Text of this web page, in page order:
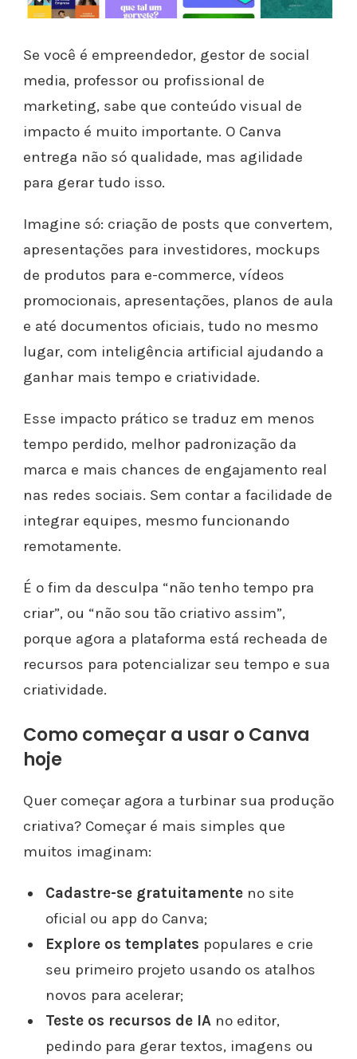
Se você é empreendedor, gestor de social
media, professor ou profissional de
marketing, sabe que conteúdo visual de
impacto é muito importante. O Canva
entrega não só qualidade, mas agilidade
para gerar tudo isso.
Imagine só: criação de posts que convertem,
apresentações para investidores, mockups
de produtos para e-commerce, vídeos
promocionais, apresentações, planos de aula
e até documentos oficiais, tudo no mesmo
lugar, com inteligência artificial ajudando a
ganhar mais tempo e criatividade.
Esse impacto prático se traduz em menos
tempo perdido, melhor padronização da
marca e mais chances de engajamento real
nas redes sociais. Sem contar a facilidade de
integrar equipes, mesmo funcionando
remotamente.
É o fim da desculpa “não tenho tempo pra
criar”, ou “não sou tão criativo assim”,
porque agora a plataforma está recheada de
recursos para potencializar seu tempo e sua
criatividade.
Como começar a usar o Canva
hoje
Quer começar agora a turbinar sua produção
criativa? Começar é mais simples que
muitos imaginam:
Cadastre-se gratuitamenteno site
oficial ou app do Canva;
Explore os templates populares e crie
seu primeiro projeto usando os atalhos
novos para acelerar;
Teste os recursos de IAno editor,
pedindo para gerar textos, imagens ou